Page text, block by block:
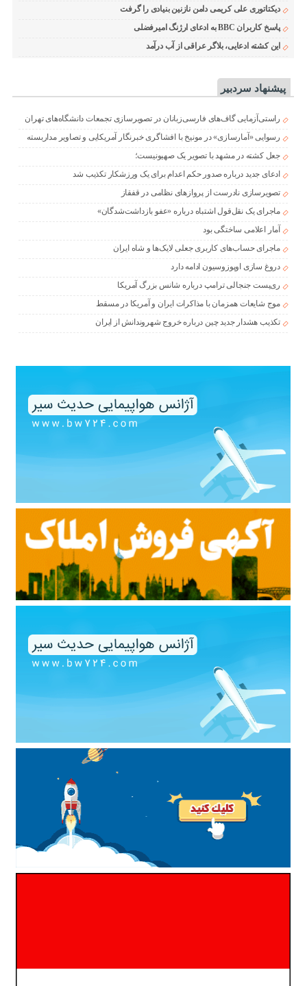
دیکتاتوری علی کریمی دامن نازنین بنیادی را گرفت
پاسخ کاربران BBC به ادعای ارژنگ امیرفضلی
این کشته ادعایی، بلاگر عراقی از آب درآمد
پیشنهاد سردبیر
راستی‌آزمایی گاف‌های فارسی‌زبانان در تصویرسازی تجمعات دانشگاه‌های تهران
رسوایی «آمارسازی» در مونیخ با افشاگری خبرنگار آمریکایی و تصاویر مداربسته
جعل کشته در مشهد با تصویر یک صهیونیست؛
ادعای جدید درباره صدور حکم اعدام برای یک ورزشکار تکذیب شد
تصویرسازی نادرست از پروازهای نظامی در قفقاز
ماجرای یک نقل‌قول اشتباه درباره «عفو بازداشت‌شدگان»
آمار اعلامی ساختگی بود
ماجرای حساب‌های کاربری جعلی لایک‌ها و شاه ایران
دروغ سازی اوپوزوسیون ادامه دارد
ری‌پست جنجالی ترامپ درباره شانس بزرگ آمریکا
موج شایعات همزمان با مذاکرات ایران و آمریکا در مسقط
تکذیب هشدار جدید چین درباره خروج شهروندانش از ایران